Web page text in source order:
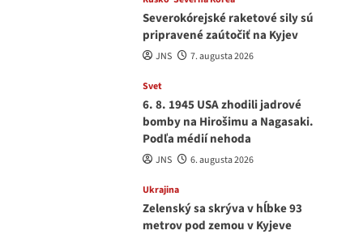
Severokórejské raketové sily sú
pripravené zaútočiť na Kyjev
JNS 7. augusta 2026
Svet
6. 8. 1945 USA zhodili jadrové
bomby na Hirošimu a Nagasaki.
Podľa médií nehoda
JNS 6. augusta 2026
Ukrajina
Zelenský sa skrýva v hĺbke 93
metrov pod zemou v Kyjeve